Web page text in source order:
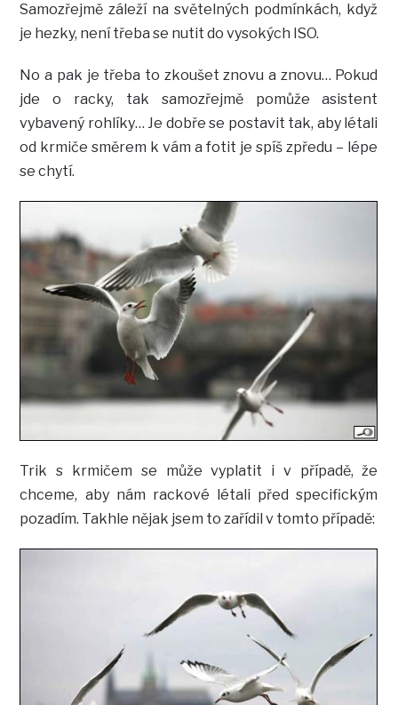
Samozřejmě záleží na světelných podmínkách, když
je hezky, není třeba se nutit do vysokých ISO.
No a pak je třeba to zkoušet znovu a znovu… Pokud
jde o racky, tak samozřejmě pomůže asistent
vybavený rohlíky… Je dobře se postavit tak, aby létali
od krmiče směrem k vám a fotit je spíš zpředu – lépe
se chytí.
Trik s krmičem se může vyplatit i v případě, že
chceme, aby nám rackové létali před specifickým
pozadím. Takhle nějak jsem to zařídil v tomto případě: